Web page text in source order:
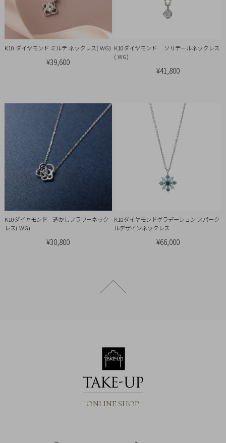
K10 ダイヤモンド ミルテ ネックレス( WG)
¥39,600
K10ダイヤモンド ソリテールネックレス
( WG)
¥41,800
K10ダイヤモンド 透かしフラワーネック
レス( WG)
¥30,800
K10ダイヤモンドグラデーション スパーク
ルデザインネックレス
¥66,000
ページトップへ戻る
ONLINE SHOP
要
ラ
特
定
商
引
法